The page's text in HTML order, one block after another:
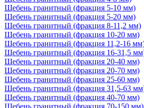
Щебень гранитный (фракция 5-10 мм)
Щебень гранитный (фракция 5-20 мм)
Щебень гранитный (фракция 8-11,2 мм)
Щебень гранитный (фракция 10-20 мм)
Щебень гранитный (фракция 11,2-16
Щебень гранитный (фракция 16-31,5
Щебень гранитный (фракция 20-40 мм)
Щебень гранитный (фракция 20-70 мм)
Щебень гранитный (фракция 25-60 мм)
Щебень гранитный (фракция 31,5-63
Щебень гранитный (фракция 40-70 мм)
Щебень гранитный (фракция 70-150 мм)